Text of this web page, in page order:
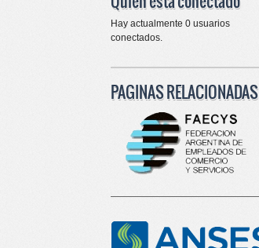
Hay actualmente 0 usuarios
conectados.
PAGINAS RELACIONADAS